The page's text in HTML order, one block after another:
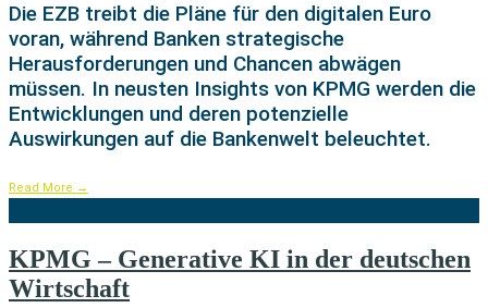
Die EZB treibt die Pläne für den digitalen Euro
voran, während Banken strategische
Herausforderungen und Chancen abwägen
müssen. In neusten Insights von KPMG werden die
Entwicklungen und deren potenzielle
Auswirkungen auf die Bankenwelt beleuchtet.
Read More →
KPMG – Generative KI in der deutschen
Wirtschaft